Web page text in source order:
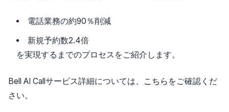
電話業務の約90％削減
新規予約数2.4倍
を実現するまでのプロセスをご紹介します。
Bell AI Callサービス詳細については、 こちら をご確認くだ
さい。